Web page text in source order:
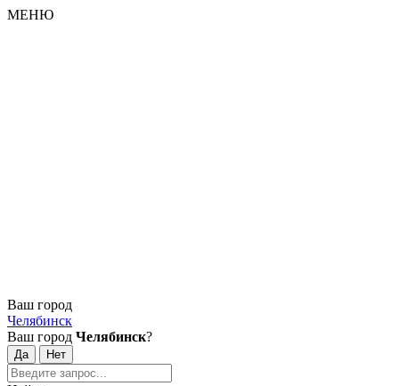
МЕНЮ
Ваш город
Челябинск
Ваш город Челябинск?